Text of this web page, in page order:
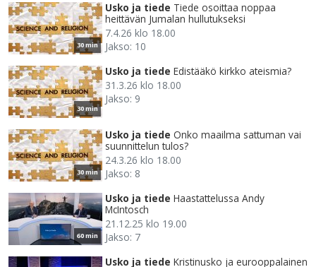
30 min
Usko ja tiede Tiede osoittaa noppaa
heittävän Jumalan hullutukseksi
7.4.26 klo 18.00
Jakso: 10
30 min
Usko ja tiede Edistääkö kirkko ateismia?
31.3.26 klo 18.00
Jakso: 9
30 min
Usko ja tiede Onko maailma sattuman vai
suunnittelun tulos?
24.3.26 klo 18.00
Jakso: 8
60 min
Usko ja tiede Haastattelussa Andy
McIntosch
21.12.25 klo 19.00
Jakso: 7
Usko ja tiede Kristinusko ja eurooppalainen